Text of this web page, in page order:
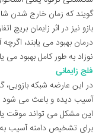
گویند که زمان خارج شدن
بازو نیز در اثر زایمان
درمان بهبود می یابند،
نوزاد به طور کامل بهبود
فلج زایمانی
در این عارضه شبکه
آسیب دیده و باعث می شود
این مشکل می تواند موقت
برای تشخیص دامنه آسیب به